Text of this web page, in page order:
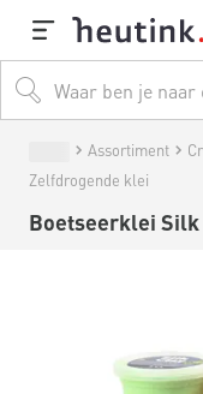
Assortiment
Zelfdrogende klei
Boetseerklei